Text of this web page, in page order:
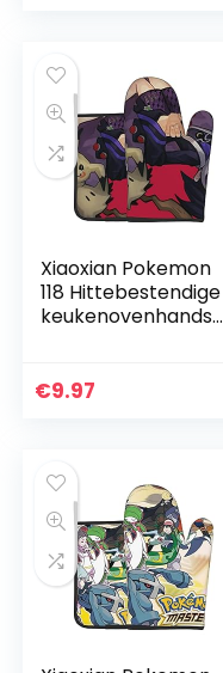
Xiaoxian Pokemon
118 Hittebestendige
keukenovenhandsc
n en
€9.97